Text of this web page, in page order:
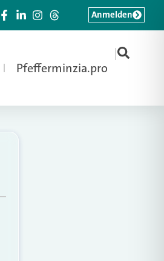
Pfefferminzia.pro
|
Anmelden